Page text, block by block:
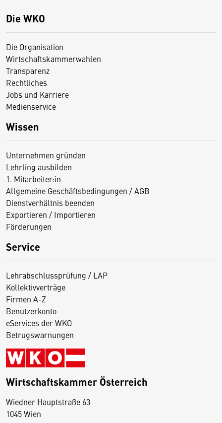
Die WKO
Die Organisation
Wirtschaftskammerwahlen
Transparenz
Rechtliches
Jobs und Karriere
Medienservice
Wissen
Unternehmen gründen
Lehrling ausbilden
1. Mitarbeiter:in
Allgemeine Geschäftsbedingungen / AGB
Dienstverhältnis beenden
Exportieren / Importieren
Förderungen
Service
Lehrabschlussprüfung / LAP
Kollektivverträge
Firmen A-Z
Benutzerkonto
eServices der WKO
Betrugswarnungen
Wirtschaftskammer Österreich
Wiedner Hauptstraße 63
1045 Wien
D